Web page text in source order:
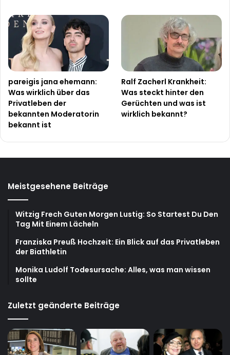
pareigis jana ehemann:
Was wirklich über das
Privatleben der
bekannten Moderatorin
bekannt ist
Ralf Zacherl Krankheit:
Was steckt hinter den
Gerüchten und was ist
wirklich bekannt?
Meistgesehene Beiträge
Witzig Frech Guten Morgen Lustig: So Startest Du Den
Tag Mit Einem Lächeln
Franziska Preuß Hochzeit: Ein Blick auf das Privatleben
der Biathletin
Monika Ludolf Todesursache: Alles, was man wissen
sollte
Zuletzt geänderte Beiträge